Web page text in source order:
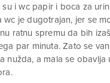
su i wc papir i boca za
wc je dugotrajan, jer se
ratnu spremu da bih
par minuta. Zato se
nužda, a mala se